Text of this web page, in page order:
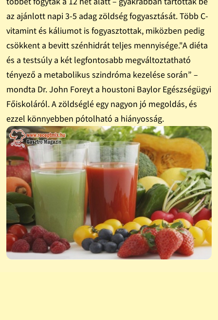
az ajánlott napi 3-5 adag zöldség fogyasztását. Több C-
vitamint és káliumot is fogyasztottak, miközben pedig
csökkent a bevitt szénhidrát teljes mennyisége."A diéta
és a testsúly a két legfontosabb megváltoztatható
tényező a metabolikus szindróma kezelése során” –
mondta Dr. John Foreyt a houstoni Baylor Egészségügyi
Főiskoláról. A zöldséglé egy nagyon jó megoldás, és
ezzel könnyebben pótolható a hiányosság.